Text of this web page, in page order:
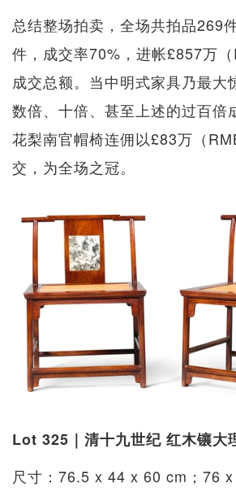
总结整场拍卖，全场共拍品269
件，成交率70%，进帐£857万（
成交总额。当中明式家具乃最大
数倍、十倍、甚至上述的过百倍
花梨南官帽椅连佣以£83万（
交，为全场之冠。
Lot 325｜清十九世纪 红木镶大
尺寸：76.5 x 44 x 60 cm；76